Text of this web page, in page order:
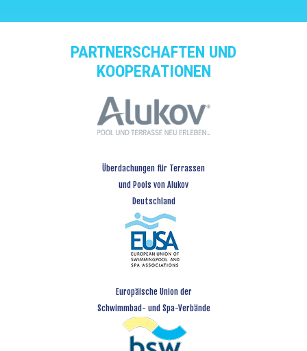
PARTNERSCHAFTEN UND
KOOPERATIONEN
Überdachungen für Terrassen
und Pools von Alukov
Deutschland
Europäische Union der
Schwimmbad- und Spa-Verbände